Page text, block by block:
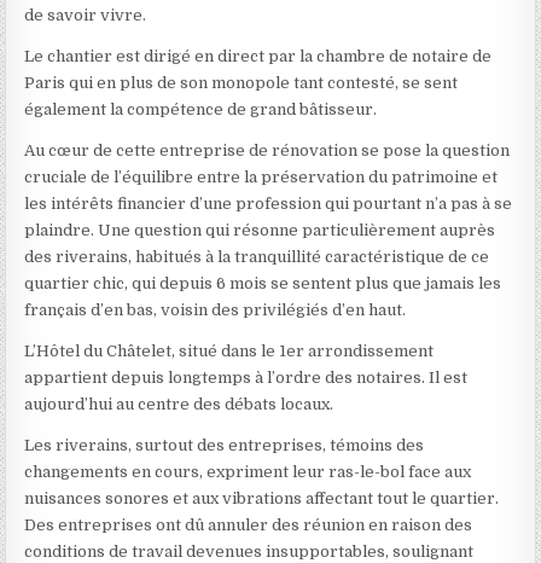
de savoir vivre.
Le chantier est dirigé en direct par la chambre de notaire de
Paris qui en plus de son monopole tant contesté, se sent
également la compétence de grand bâtisseur.
Au cœur de cette entreprise de rénovation se pose la question
cruciale de l’équilibre entre la préservation du patrimoine et
les intérêts financier d’une profession qui pourtant n’a pas à se
plaindre. Une question qui résonne particulièrement auprès
des riverains, habitués à la tranquillité caractéristique de ce
quartier chic, qui depuis 6 mois se sentent plus que jamais les
français d’en bas, voisin des privilégiés d’en haut.
L’Hôtel du Châtelet, situé dans le 1er arrondissement
appartient depuis longtemps à l’ordre des notaires. Il est
aujourd’hui au centre des débats locaux.
Les riverains, surtout des entreprises, témoins des
changements en cours, expriment leur ras-le-bol face aux
nuisances sonores et aux vibrations affectant tout le quartier.
Des entreprises ont dû annuler des réunion en raison des
conditions de travail devenues insupportables, soulignant